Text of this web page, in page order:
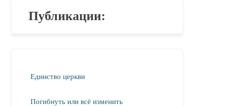
Публикации:
Единство церкви
Погибнуть или всё изменить